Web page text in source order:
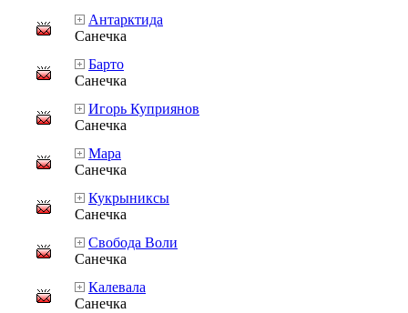
Антарктида
Санечка
Барто
Санечка
Игорь Куприянов
Санечка
Мара
Санечка
Кукрыниксы
Санечка
Свобода Воли
Санечка
Калевала
Санечка